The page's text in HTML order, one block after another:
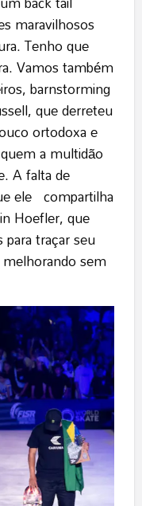
maravilhosos
Tenho que
Vamos também
barnstorming
que derreteu
ortodoxa e
a multidão
A falta de
ele compartilha
Hoefler, que
traçar seu
sem